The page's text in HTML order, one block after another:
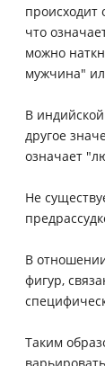
происходит
что
можно
мужчина"
В
другое
означает
Не
В
фигур,
Таким